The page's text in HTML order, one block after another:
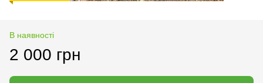
В наявності
2 000 грн